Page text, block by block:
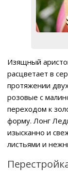
Изящный
расцветает в
протяжении
розовые с
переходом к
форму. Лонг
изысканно и
листьями и